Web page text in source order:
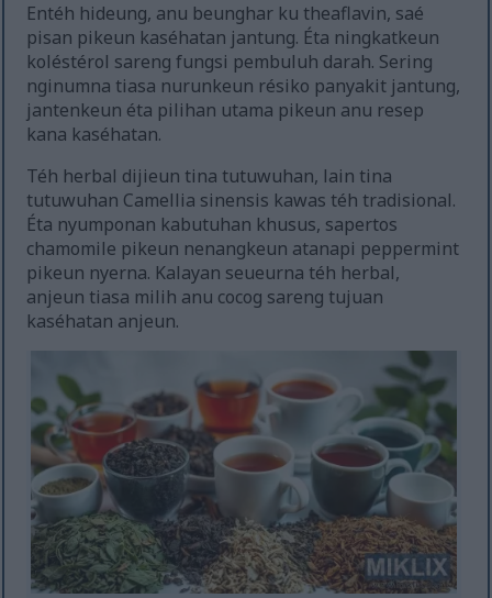
Entéh hideung, anu beunghar ku theaflavin, saé
pisan pikeun kaséhatan jantung. Éta ningkatkeun
koléstérol sareng fungsi pembuluh darah. Sering
nginumna tiasa nurunkeun résiko panyakit jantung,
jantenkeun éta pilihan utama pikeun anu resep
kana kaséhatan.
Téh herbal dijieun tina tutuwuhan, lain tina
tutuwuhan Camellia sinensis kawas téh tradisional.
Éta nyumponan kabutuhan khusus, sapertos
chamomile pikeun nenangkeun atanapi peppermint
pikeun nyerna. Kalayan seueurna téh herbal,
anjeun tiasa milih anu cocog sareng tujuan
kaséhatan anjeun.